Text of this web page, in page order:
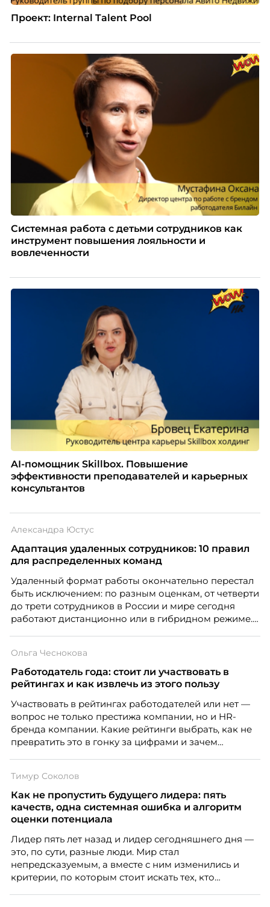
Проект: Internal Talent Pool
Системная работа с детьми сотрудников как
инструмент повышения лояльности и
вовлеченности
AI-помощник Skillbox. Повышение
эффективности преподавателей и карьерных
консультантов
Александра Юстус
Адаптация удаленных сотрудников: 10 правил
для распределенных команд
Удаленный формат работы окончательно перестал
быть исключением: по разным оценкам, от четверти
до трети сотрудников в России и мире сегодня
работают дистанционно или в гибридном режиме.
адаптация во многом происходит сама собой, то на
расстоянии она требует осознанного
проектирования — иначе компания рискует
Ольга Чеснокова
Работодатель года: стоит ли участвовать в
рейтингах и как извлечь из этого пользу
Участвовать в рейтингах работодателей или нет —
вопрос не только престижа компании, но и HR-
бренда компании. Какие рейтинги выбрать, как не
превратить это в гонку за цифрами и зачем
Чеснокова, HR-директор Right line.
Тимур Соколов
Как не пропустить будущего лидера: пять
качеств, одна системная ошибка и алгоритм
оценки потенциала
Лидер пять лет назад и лидер сегодняшнего дня —
это, по сути, разные люди. Мир стал
непредсказуемым, а вместе с ним изменились и
критерии, по которым стоит искать тех, кто